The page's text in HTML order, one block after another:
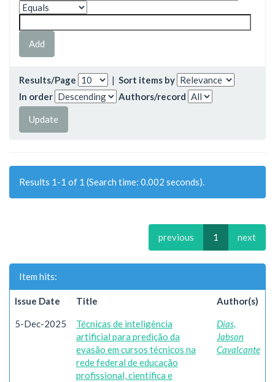
Results/Page | Sort items by
In order
Authors/record
Results 1-1 of 1 (Search time: 0.002 seconds).
previous 1 next
Item hits:
Issue Date Title Author(s)
5-Dec-2025
Técnicas de inteligência
artificial para predição da
evasão em cursos técnicos na
rede federal de educação
profissional, científica e
Dias,
Jabson
Cavalcante